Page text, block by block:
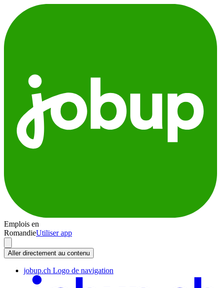
Emplois en
RomandieUtiliser app
Aller directement au contenu
jobup.ch Logo de navigation